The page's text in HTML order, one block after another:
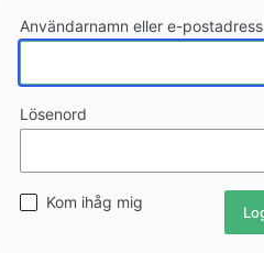
Användarnamn eller e-postadress
Lösenord
Kom ihåg mig